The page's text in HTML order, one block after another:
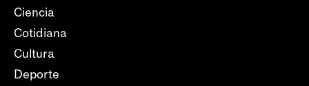
Ciencia
Cotidiana
Cultura
Deporte